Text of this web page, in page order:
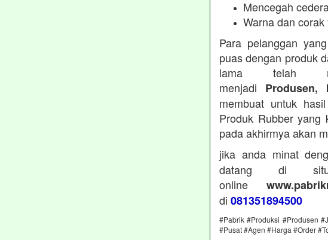
Mencegah
Warna dan
Para pelanggan
puas dengan produk
lama telah
menjadi Produsen,
membuat untuk
Produk Rubber yang
pada akhirmya akan
jika anda minat
datang di
online
di 081351894500
#Pabrik #Produksi #Produsen
#Pusat #Agen #Harga #Order